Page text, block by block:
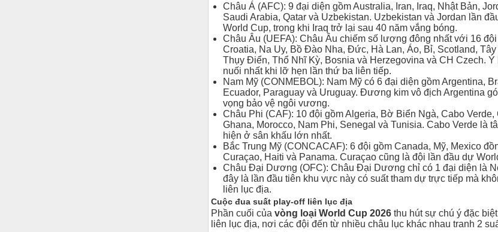
Châu Á (AFC): 9 đại diện gồm Australia, Iran, Iraq, Nhật Bản,
Saudi Arabia, Qatar và Uzbekistan. Uzbekistan và Jordan lần
World Cup, trong khi Iraq trở lại sau 40 năm vắng bóng.
Châu Âu (UEFA): Châu Âu chiếm số lượng đông nhất với 16 đội
Croatia, Na Uy, Bồ Đào Nha, Đức, Hà Lan, Áo, Bỉ, Scotland,
Thụy Điển, Thổ Nhĩ Kỳ, Bosnia và Herzegovina và CH Czech. Ý
nuối nhất khi lỡ hẹn lần thứ ba liên tiếp.
Nam Mỹ (CONMEBOL): Nam Mỹ có 6 đại diện gồm Argentina,
Ecuador, Paraguay và Uruguay. Đương kim vô địch Argentina
vọng bảo vệ ngôi vương.
Châu Phi (CAF): 10 đội gồm Algeria, Bờ Biển Ngà, Cabo Verde,
Ghana, Morocco, Nam Phi, Senegal và Tunisia. Cabo Verde là
hiện ở sân khấu lớn nhất.
Bắc Trung Mỹ (CONCACAF): 6 đội gồm Canada, Mỹ, Mexico
Curaçao, Haiti và Panama. Curaçao cũng là đội lần đầu dự
Châu Đại Dương (OFC): Châu Đại Dương chỉ có 1 đại diện là
đây là lần đầu tiên khu vực này có suất tham dự trực tiếp mà
liên lục địa.
Cuộc đua suất play-off liên lục địa
Phần cuối của vòng loại World Cup 2026 thu hút sự chú ý đặc
liên lục địa, nơi các đội đến từ nhiều châu lục khác nhau tranh 2